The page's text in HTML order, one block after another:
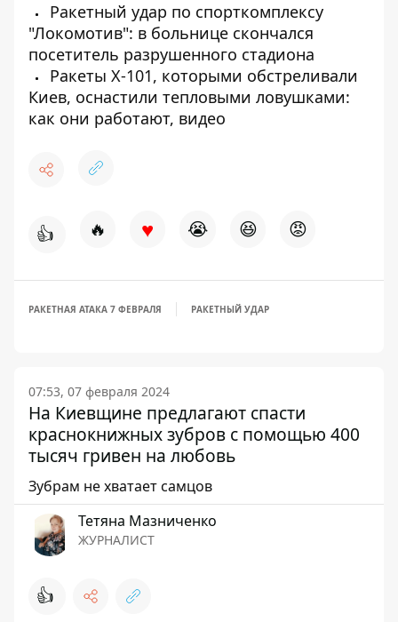
Ракетный удар по спорткомплексу
"Локомотив": в больнице скончался
посетитель разрушенного стадиона
Ракеты Х-101, которыми обстреливали
Киев, оснастили тепловыми ловушками:
как они работают, видео
👍 🔥 ♥ 😭 😆 😡
РАКЕТНАЯ АТАКА 7 ФЕВРАЛЯ РАКЕТНЫЙ УДАР
07:53, 07 февраля 2024
На Киевщине предлагают спасти
краснокнижных зубров с помощью 400
тысяч гривен на любовь
Зубрам не хватает самцов
Тетяна Мазниченко
ЖУРНАЛИСТ
👍